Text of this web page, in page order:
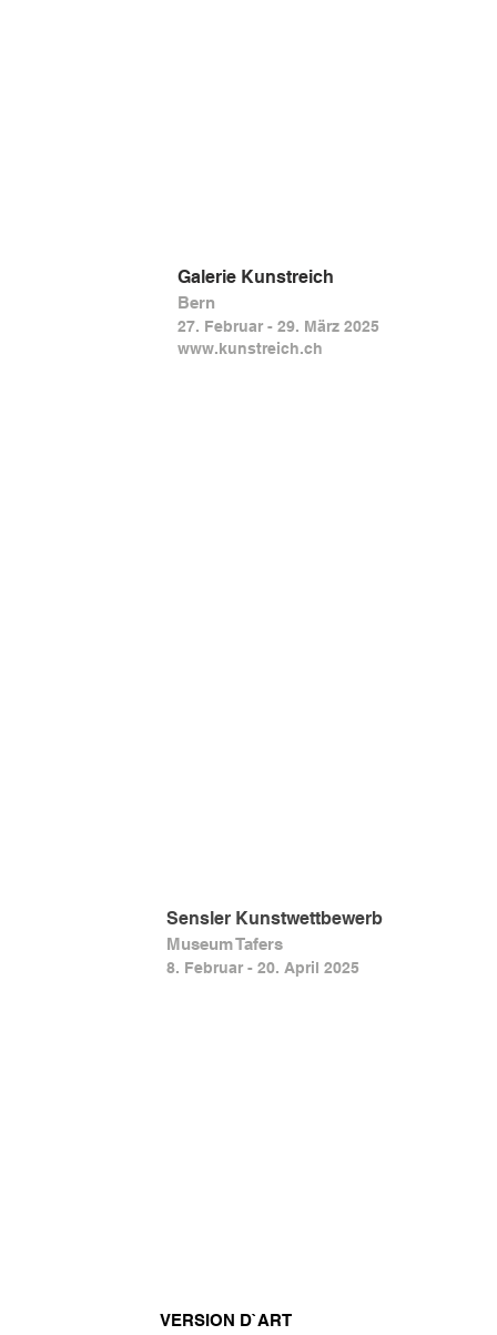
Galerie Kunstreich
Bern
27. Februar - 29. März 2025
www.kunstreich.ch
Sensler Kunstwettbewerb
Museum Tafers
8. Februar - 20. April 2025
VERSION D`ART